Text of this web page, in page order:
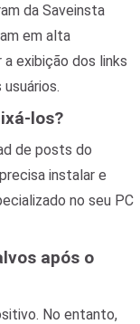
da Saveinsta
em alta
a exibição dos links
los?
de posts do
instalar e
no seu PC
após o
No entanto,